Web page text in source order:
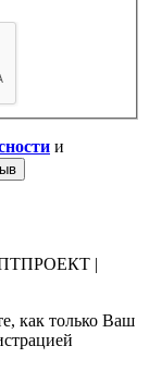
и
|
как только Ваш